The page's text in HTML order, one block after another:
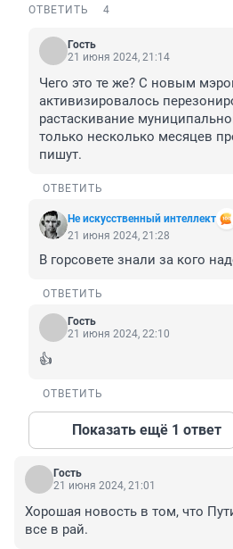
ОТВЕТИТЬ 4
Гость
21 июня 2024, 21:14
Чего это те же? С новым
активизировалось
растаскивание
только несколько месяцев
пишут.
ОТВЕТИТЬ
Не искусственный интеллект
21 июня 2024, 21:28
В горсовете знали за кого
ОТВЕТИТЬ
Гость
21 июня 2024, 22:10
👍
ОТВЕТИТЬ
Показать ещё 1 ответ
Гость
21 июня 2024, 21:01
Хорошая новость в том, что
все в рай.